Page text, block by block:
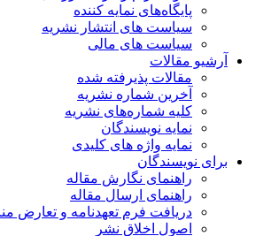
پایگاه‌های نمایه کننده
سیاست های انتشار نشریه
سیاست های مالی
آرشیو مقالات
مقالات پذیرفته شده
آخرین شماره نشریه
کلیه شماره‌های نشریه
نمایه نویسندگان
نمایه واژه های کلیدی
برای نویسندگان
راهنمای نگارش مقاله
راهنمای ارسال مقاله
دریافت فرم تعهدنامه و تعارض
اصول اخلاق نشر